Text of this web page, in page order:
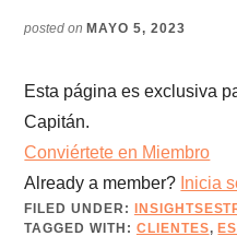
posted on MAYO 5, 2023
Esta página es exclusiva
Capitán.
Conviértete en Miembro
Already a member? Inicia
FILED UNDER:
TAGGED WITH: CLIENTES,